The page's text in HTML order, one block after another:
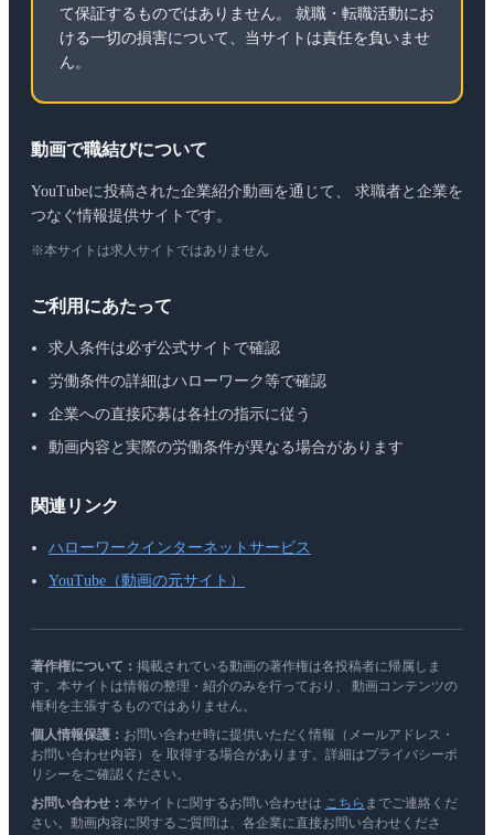
て保証するものではありません。 就職・転職活動にお
ける一切の損害について、当サイトは責任を負いませ
ん。
動画で職結びについて
YouTubeに投稿された企業紹介動画を通じて、 求職者と企業を
つなぐ情報提供サイトです。
※本サイトは求人サイトではありません
ご利用にあたって
求人条件は必ず公式サイトで確認
労働条件の詳細はハローワーク等で確認
企業への直接応募は各社の指示に従う
動画内容と実際の労働条件が異なる場合があります
関連リンク
ハローワークインターネットサービス
YouTube（動画の元サイト）
著作権について： 掲載されている動画の著作権は各投稿者に帰属しま
す。本サイトは情報の整理・紹介のみを行っており、 動画コンテンツの
権利を主張するものではありません。
個人情報保護： お問い合わせ時に提供いただく情報（メールアドレス・
お問い合わせ内容）を 取得する場合があります。詳細はプライバシーポ
リシーをご確認ください。
お問い合わせ： 本サイトに関するお問い合わせは こちら までご連絡くだ
さい。動画内容に関するご質問は、各企業に直接お問い合わせくださ